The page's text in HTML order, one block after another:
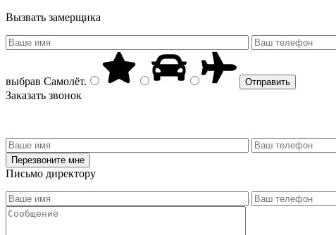
Вызвать замерщика
выбрав Самолёт.
Заказать звонок
Письмо директору